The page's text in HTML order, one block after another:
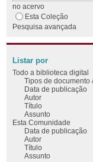
no acervo
Esta Coleção
Pesquisa avançada
Listar por
Todo a biblioteca digital
Tipos de documento
Data de publicação
Autor
Título
Assunto
Esta Comunidade
Data de publicação
Autor
Título
Assunto